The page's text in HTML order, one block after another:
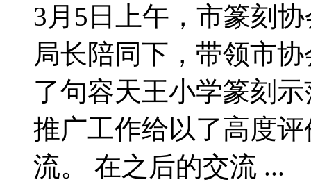
3月5日上午，市篆刻
局长陪同下，带领市
了句容天王小学篆刻
推广工作给以了高度
流。 在之后的交流 ...